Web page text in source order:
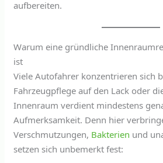
aufbereiten.
Warum eine gründliche
ist
Viele Autofahrer konzentrieren sich
Fahrzeugpflege auf den Lack oder
Innenraum verdient mindestens
Aufmerksamkeit. Denn hier
Verschmutzungen, Bakterien und
setzen sich unbemerkt fest: